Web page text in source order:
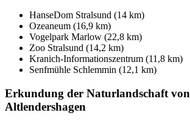
HanseDom Stralsund (14 km)
Ozeaneum (16,9 km)
Vogelpark Marlow (22,8 km)
Zoo Stralsund (14,2 km)
Kranich-Informationszentrum (11,8 km)
Senfmühle Schlemmin (12,1 km)
Erkundung der Naturlandschaft von
Altlendershagen